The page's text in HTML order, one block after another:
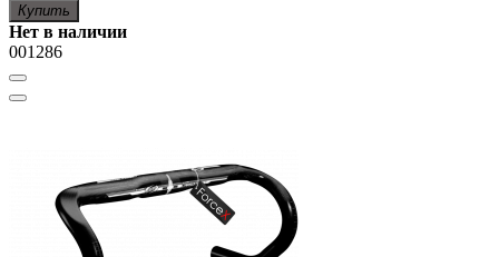
Купить
Нет в наличии
001286